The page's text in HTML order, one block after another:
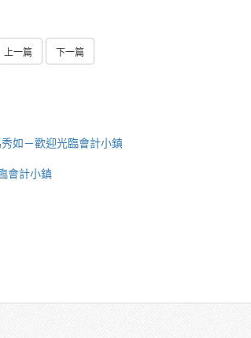
上一篇 下一篇
如－歡迎光臨會計小鎮
會計小鎮